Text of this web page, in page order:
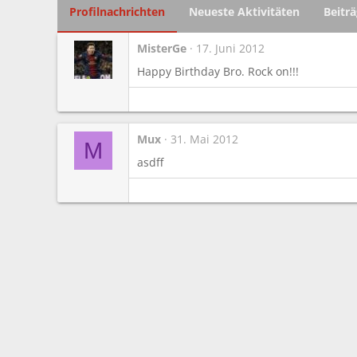
Profilnachrichten Neueste Aktivitäten
MisterGe
17. Juni 2012
Happy Birthday Bro. Rock on!!!
M Mux
31. Mai 2012
asdff